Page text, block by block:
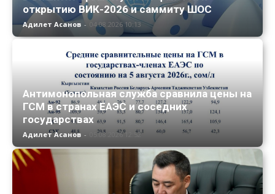
открытию ВИК-2026 и саммиту ШОС
Адилет Асанов - 04.08.2026 10:13
Антимонопольная служба сравнила цены на
ГСМ в странах ЕАЭС и соседних
государствах
Адилет Асанов - 05.08.2026 12:52